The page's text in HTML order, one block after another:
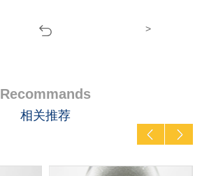
>
Recommands
相关推荐